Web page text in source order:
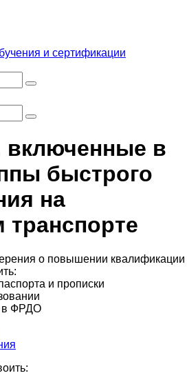
и сертификации
включенные в
быстрого
на
о повышении квалификации
и прописки
в ФРДО